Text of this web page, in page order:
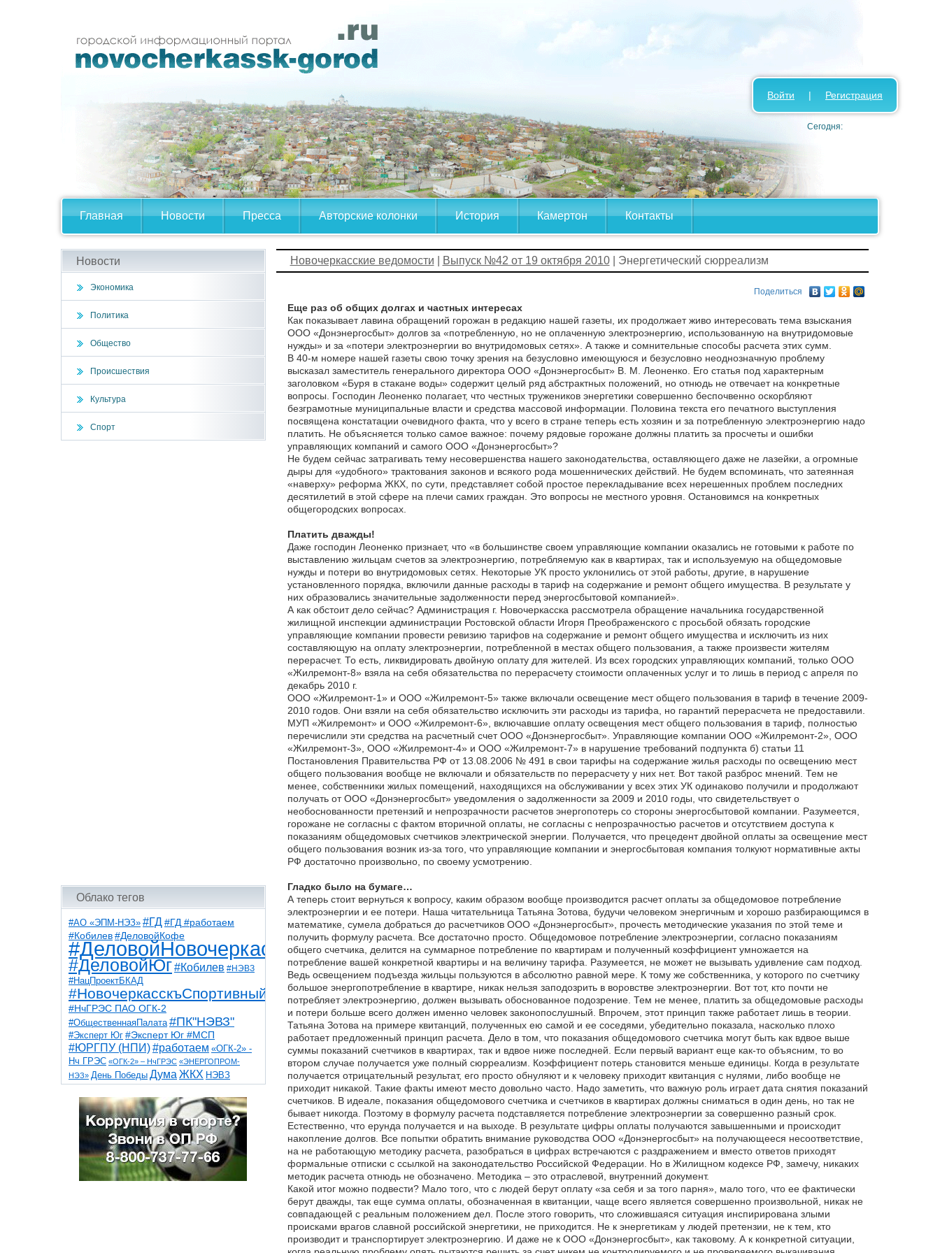
Главная Новости Пресса Авторские колонки История Камертон Контакты
Войти | Регистрация
Сегодня:
Новости
Экономика
Политика
Общество
Происшествия
Культура
Спорт
Облако тегов
#АО «ЭПМ-НЭЗ» #ГД #ГД #работаем
#Кобилев #ДеловойКофе
#ДеловойНовочеркасск
#ДеловойЮг#Кобилев #НЭВЗ
#НацПроектБКАД
#НовочеркасскъСпортивный
#НчГРЭС ПАО ОГК-2
#ОбщественнаяПалата #ПК"НЭВЗ"
#Эксперт Юг #Эксперт Юг #МСП
#ЮРГПУ (НПИ)#работаем «ОГК-2» -
Нч ГРЭС «ОГК-2» – НчГРЭС «ЭНЕРГОПРОМ-
НЭЗ» День Победы Дума ЖКХ НЭВЗ
НчГРЭС ТНТ
благоустройствоветераны выборы
детидороги казаки коррупция космос
общественная палата парк пожар роща
спорт театр транспорт художники
Новочеркасские ведомости Выпуск №42 от 19 октября 2010| Энергетический сюрреализм
Поделиться
Еще раз об общих долгах и частных интересах
Как показывает лавина обращений горожан в редакцию нашей газеты, их продолжает живо интересовать тема взыскания
ООО «Донэнергосбыт» долгов за «потребленную, но не оплаченную электроэнергию, использованную на внутридомовые
нужды» и за «потери электроэнергии во внутридомовых сетях». А также и сомнительные способы расчета этих сумм.
В 40-м номере нашей газеты свою точку зрения на безусловно имеющуюся и безусловно неоднозначную проблему
высказал заместитель генерального директора ООО «Донэнергосбыт» В. М. Леоненко. Его статья под характерным
заголовком «Буря в стакане воды» содержит целый ряд абстрактных положений, но отнюдь не отвечает на конкретные
вопросы. Господин Леоненко полагает, что честных тружеников энергетики совершенно беспочвенно оскорбляют
безграмотные муниципальные власти и средства массовой информации. Половина текста его печатного выступления
посвящена констатации очевидного факта, что у всего в стране теперь есть хозяин и за потребленную электроэнергию надо
платить. Не объясняется только самое важное: почему рядовые горожане должны платить за просчеты и ошибки
управляющих компаний и самого ООО «Донэнергосбыт»?
Не будем сейчас затрагивать тему несовершенства нашего законодательства, оставляющего даже не лазейки, а огромные
дыры для «удобного» трактования законов и всякого рода мошеннических действий. Не будем вспоминать, что затеянная
«наверху» реформа ЖКХ, по сути, представляет собой простое перекладывание всех нерешенных проблем последних
десятилетий в этой сфере на плечи самих граждан. Это вопросы не местного уровня. Остановимся на конкретных
общегородских вопросах.
Платить дважды!
Даже господин Леоненко признает, что «в большинстве своем управляющие компании оказались не готовыми к работе по
выставлению жильцам счетов за электроэнергию, потребляемую как в квартирах, так и используемую на общедомовые
нужды и потери во внутридомовых сетях. Некоторые УК просто уклонились от этой работы, другие, в нарушение
установленного порядка, включили данные расходы в тариф на содержание и ремонт общего имущества. В результате у
них образовались значительные задолженности перед энергосбытовой компанией».
А как обстоит дело сейчас? Администрация г. Новочеркасска рассмотрела обращение начальника государственной
жилищной инспекции администрации Ростовской области Игоря Преображенского с просьбой обязать городские
управляющие компании провести ревизию тарифов на содержание и ремонт общего имущества и исключить из них
составляющую на оплату электроэнергии, потребленной в местах общего пользования, а также произвести жителям
перерасчет. То есть, ликвидировать двойную оплату для жителей. Из всех городских управляющих компаний, только ООО
«Жилремонт-8» взяла на себя обязательства по перерасчету стоимости оплаченных услуг и то лишь в период с апреля по
декабрь 2010 г.
ООО «Жилремонт-1» и ООО «Жилремонт-5» также включали освещение мест общего пользования в тариф в течение 2009-
2010 годов. Они взяли на себя обязательство исключить эти расходы из тарифа, но гарантий перерасчета не предоставили.
МУП «Жилремонт» и ООО «Жилремонт-6», включавшие оплату освещения мест общего пользования в тариф, полностью
перечислили эти средства на расчетный счет ООО «Донэнергосбыт». Управляющие компании ООО «Жилремонт-2», ООО
«Жилремонт-3», ООО «Жилремонт-4» и ООО «Жилремонт-7» в нарушение требований подпункта б) статьи 11
Постановления Правительства РФ от 13.08.2006 № 491 в свои тарифы на содержание жилья расходы по освещению мест
общего пользования вообще не включали и обязательств по перерасчету у них нет. Вот такой разброс мнений. Тем не
менее, собственники жилых помещений, находящихся на обслуживании у всех этих УК одинаково получили и продолжают
получать от ООО «Донэнергосбыт» уведомления о задолженности за 2009 и 2010 годы, что свидетельствует о
необоснованности претензий и непрозрачности расчетов энергопотерь со стороны энергосбытовой компании. Разумеется,
горожане не согласны с фактом вторичной оплаты, не согласны с непрозрачностью расчетов и отсутствием доступа к
показаниям общедомовых счетчиков электрической энергии. Получается, что прецедент двойной оплаты за освещение мест
общего пользования возник из-за того, что управляющие компании и энергосбытовая компания толкуют нормативные акты
РФ достаточно произвольно, по своему усмотрению.
Гладко было на бумаге…
А теперь стоит вернуться к вопросу, каким образом вообще производится расчет оплаты за общедомовое потребление
электроэнергии и ее потери. Наша читательница Татьяна Зотова, будучи человеком энергичным и хорошо разбирающимся в
математике, сумела добраться до расчетчиков ООО «Донэнергосбыт», прочесть методические указания по этой теме и
получить формулу расчета. Все достаточно просто. Общедомовое потребление электроэнергии, согласно показаниям
общего счетчика, делится на суммарное потребление по квартирам и полученный коэффициент умножается на
потребление вашей конкретной квартиры и на величину тарифа. Разумеется, не может не вызывать удивление сам подход.
Ведь освещением подъезда жильцы пользуются в абсолютно равной мере. К тому же собственника, у которого по счетчику
большое энергопотребление в квартире, никак нельзя заподозрить в воровстве электроэнергии. Вот тот, кто почти не
потребляет электроэнергию, должен вызывать обоснованное подозрение. Тем не менее, платить за общедомовые расходы
и потери больше всего должен именно человек законопослушный. Впрочем, этот принцип также работает лишь в теории.
Татьяна Зотова на примере квитанций, полученных ею самой и ее соседями, убедительно показала, насколько плохо
работает предложенный принцип расчета. Дело в том, что показания общедомового счетчика могут быть как вдвое выше
суммы показаний счетчиков в квартирах, так и вдвое ниже последней. Если первый вариант еще как-то объясним, то во
втором случае получается уже полный сюрреализм. Коэффициент потерь становится меньше единицы. Когда в результате
получается отрицательный результат, его просто обнуляют и к человеку приходит квитанция с нулями, либо вообще не
приходит никакой. Такие факты имеют место довольно часто. Надо заметить, что важную роль играет дата снятия показаний
счетчиков. В идеале, показания общедомового счетчика и счетчиков в квартирах должны сниматься в один день, но так не
бывает никогда. Поэтому в формулу расчета подставляется потребление электроэнергии за совершенно разный срок.
Естественно, что ерунда получается и на выходе. В результате цифры оплаты получаются завышенными и происходит
накопление долгов. Все попытки обратить внимание руководства ООО «Донэнергосбыт» на получающееся несоответствие,
на не работающую методику расчета, разобраться в цифрах встречаются с раздражением и вместо ответов приходят
формальные отписки с ссылкой на законодательство Российской Федерации. Но в Жилищном кодексе РФ, замечу, никаких
методик расчета отнюдь не обозначено. Методика – это отраслевой, внутренний документ.
Какой итог можно подвести? Мало того, что с людей берут оплату «за себя и за того парня», мало того, что ее фактически
берут дважды, так еще сумма оплаты, обозначенная в квитанции, чаще всего является совершенно произвольной, никак не
совпадающей с реальным положением дел. После этого говорить, что сложившаяся ситуация инспирирована злыми
происками врагов славной российской энергетики, не приходится. Не к энергетикам у людей претензии, не к тем, кто
производит и транспортирует электроэнергию. И даже не к ООО «Донэнергосбыт», как таковому. А к конкретной ситуации,